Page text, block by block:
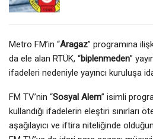
Metro FM’in “Aragaz” programına
da ele alan RTÜK, “biplenmeden”
ifadeleri nedeniyle yayıncı kuruluşa
FM TV’nin “Sosyal Alem” isimli
kullandığı ifadelerin eleştiri sınırları
aşağılayıcı ve iftira niteliğinde